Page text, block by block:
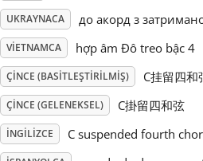
Українська
简体中文
繁體中文
UKRAYNACA до акорд з
VIETNAMCA hợp âm Đô treo bậc 4
ÇINCE (BASITLEŞTIRILMIŞ) C挂留四和
ÇINCE (GELENEKSEL) C掛留四和弦
İNGILIZCE C suspended fourth